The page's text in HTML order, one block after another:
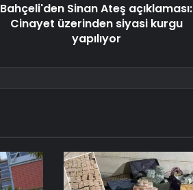
Bahçeli'den Sinan Ateş açıklaması:
Cinayet üzerinden siyasi kurgu
yapılıyor